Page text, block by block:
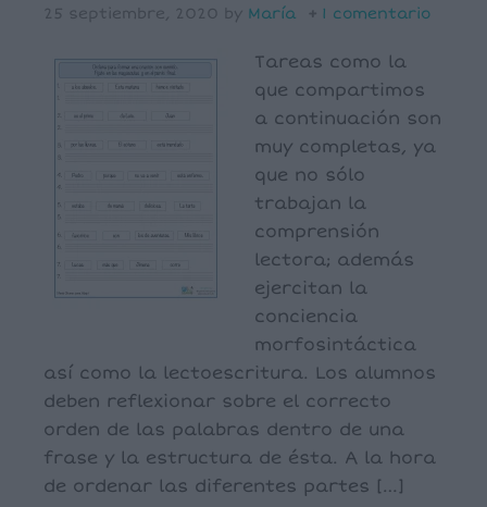
25 septiembre, 2020 by María 1 comentario
Tareas como la
que compartimos
a continuación son
muy completas, ya
que no sólo
trabajan la
comprensión
lectora; además
ejercitan la
conciencia
morfosintáctica
así como la lectoescritura. Los alumnos
deben reflexionar sobre el correcto
orden de las palabras dentro de una
frase y la estructura de ésta. A la hora
de ordenar las diferentes partes […]